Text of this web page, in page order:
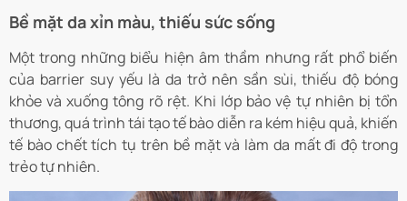
Bề mặt da xỉn màu, thiếu sức sống
Một trong những biểu hiện âm thầm nhưng rất phổ biến
của barrier suy yếu là da trở nên sần sùi, thiếu độ bóng
khỏe và xuống tông rõ rệt. Khi lớp bảo vệ tự nhiên bị tổn
thương, quá trình tái tạo tế bào diễn ra kém hiệu quả, khiến
tế bào chết tích tụ trên bề mặt và làm da mất đi độ trong
trẻo tự nhiên.